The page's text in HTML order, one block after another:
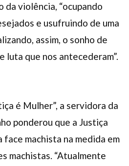
da violência, “ocupando
e usufruindo de uma
assim, o sonho de
luta que nos antecederam”.
é Mulher”, a servidora da
ponderou que a Justiça
face machista na medida em
machistas. “Atualmente